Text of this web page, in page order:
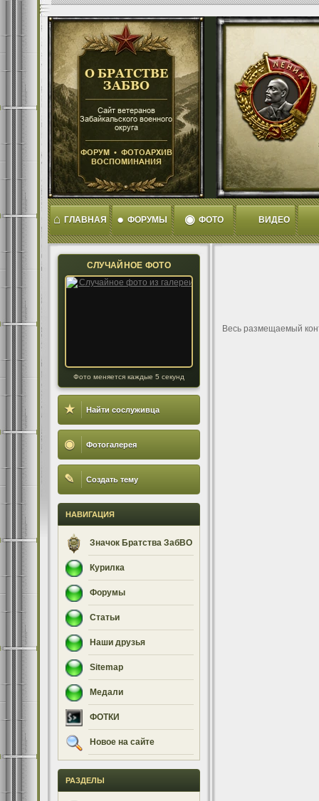
⌂ ГЛАВНАЯ ● ФОРУМЫ ◉ ФОТО ВИДЕО
СЛУЧАЙНОЕ ФОТО
Фото меняется каждые 5 секунд
★ Найти сослуживца
◉ Фотогалерея
✎ Создать тему
НАВИГАЦИЯ
Значок Братства ЗабВО
Курилка
Форумы
Статьи
Наши друзья
Sitemap
Медали
ФОТКИ
Новое на сайте
РАЗДЕЛЫ
Весь размещаемый